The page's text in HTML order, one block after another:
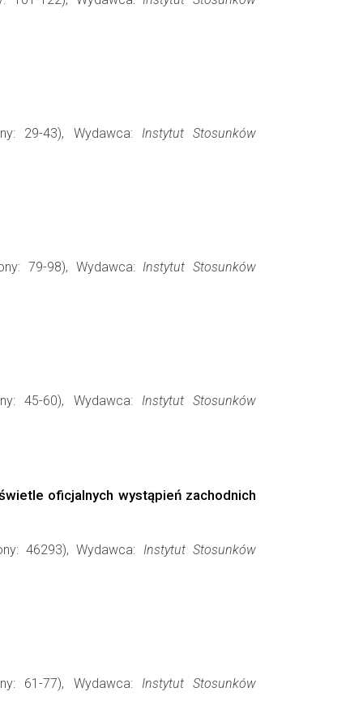
29-43), Wydawca: Instytut Stosunków
79-98), Wydawca: Instytut Stosunków
45-60), Wydawca: Instytut Stosunków
oficjalnych wystąpień zachodnich
46293), Wydawca: Instytut Stosunków
61-77), Wydawca: Instytut Stosunków